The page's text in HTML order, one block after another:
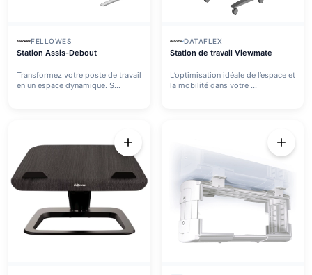
FELLOWES
Station Assis-Debout
Transformez votre poste de travail
en un espace dynamique. S...
DATAFLEX
Station de travail Viewmate
L’optimisation idéale de l’espace et
la mobilité dans votre ...